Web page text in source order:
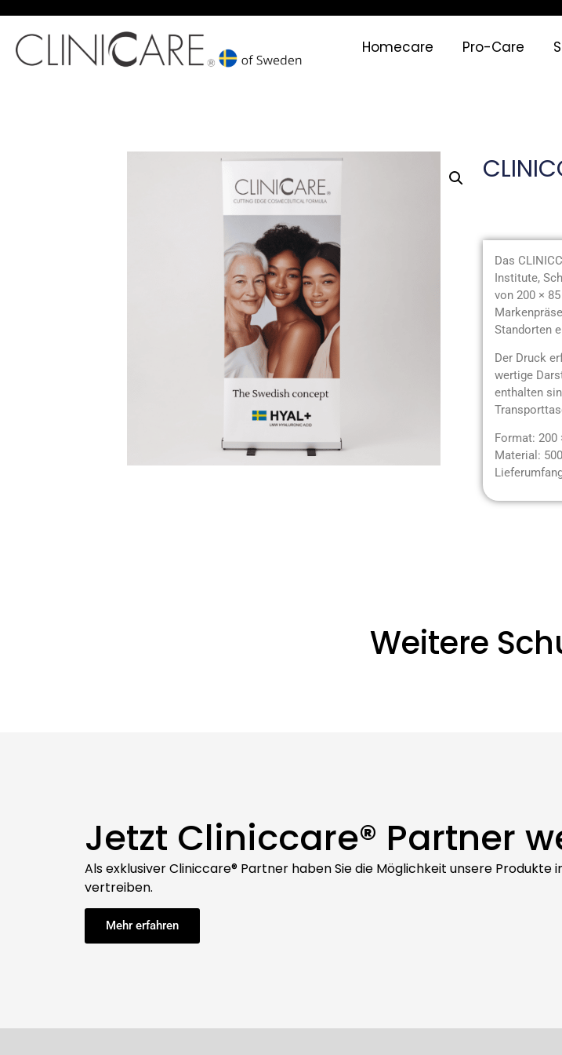
Homecare Pro-Care
Das
Institute,
von 200 ×
Standorten
Der Druck
wertige
enthalten
Format: 200
Material:
Weitere
Jetzt Cliniccare® Partner
Als exklusiver Cliniccare® Partner haben Sie die Möglichkeit unsere
vertreiben.
Mehr erfahren